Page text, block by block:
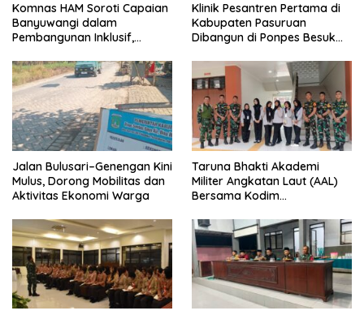
Komnas HAM Soroti Capaian
Banyuwangi dalam
Pembangunan Inklusif,
Nasional
Klinik Pesantren Pertama di
Kabupaten Pasuruan
Dibangun di Ponpes Besuk
Kesehatan Santri
Jalan Bulusari–Genengan Kini
Mulus, Dorong Mobilitas dan
Aktivitas Ekonomi Warga
Taruna Bhakti Akademi
Militer Angkatan Laut (AAL)
Bersama Kodim
Generasi Disiplin dan Berjiwa
Nasionalis